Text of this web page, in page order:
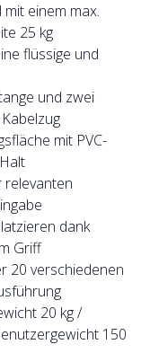
einem max.
25 kg
flüssige und
und zwei
mit PVC-
relevanten
dank
Griff
20 verschiedenen
20 kg /
150